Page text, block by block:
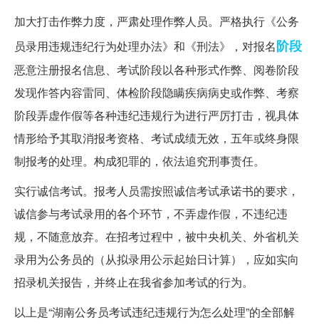
加大打击作弊力度，严肃处理作弊人员。严格执行《公务
员录用违规违纪行为处理办法》和《刑法》，对报名阶段
恶意注册报名信息、考试阶段以各种形式作弊、阅卷阶段
发现作答内容雷同、体检阶段隐瞒疾病病史或作弊、考察
阶段弄虚作假等各种违纪违规行为进行严厉打击，视具体
情形给予其取消报考资格、考试成绩无效，五年或终身限
制报考的处理。构成犯罪的，依法追究刑事责任。
实行诚信考试。报考人员需按照诚信考试承诺书的要求，
诚信参与考试录用的各个环节，不弄虚作假，不违纪违
规，不随意放弃。在招考过程中，被中央机关、外省机关
录用为公务员的（从拟录用公示起始日计算），应如实向
招录机关报告，并终止在我省参加考试的行为。
以上是“湖南公务员考试违纪违规行为怎么处理”的全部解